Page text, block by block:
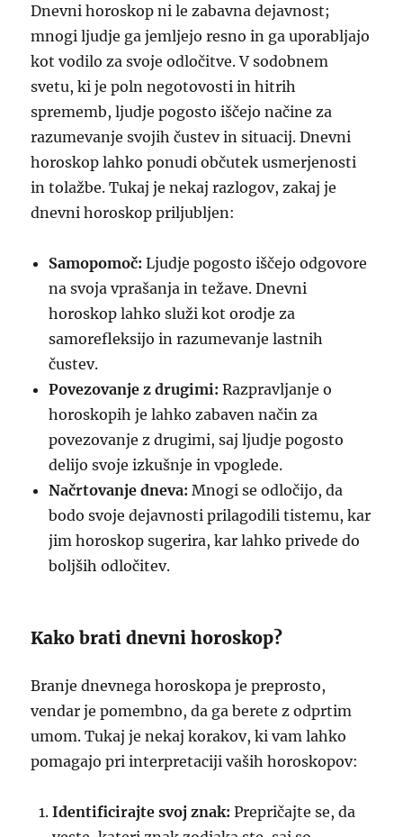
Dnevni horoskop ni le zabavna dejavnost;
mnogi ljudje ga jemljejo resno in ga uporabljajo
kot vodilo za svoje odločitve. V sodobnem
svetu, ki je poln negotovosti in hitrih
sprememb, ljudje pogosto iščejo načine za
razumevanje svojih čustev in situacij. Dnevni
horoskop lahko ponudi občutek usmerjenosti
in tolažbe. Tukaj je nekaj razlogov, zakaj je
dnevni horoskop priljubljen:
Samopomoč: Ljudje pogosto iščejo odgovore
na svoja vprašanja in težave. Dnevni
horoskop lahko služi kot orodje za
samorefleksijo in razumevanje lastnih
čustev.
Povezovanje z drugimi: Razpravljanje o
horoskopih je lahko zabaven način za
povezovanje z drugimi, saj ljudje pogosto
delijo svoje izkušnje in vpoglede.
Načrtovanje dneva: Mnogi se odločijo, da
bodo svoje dejavnosti prilagodili tistemu, kar
jim horoskop sugerira, kar lahko privede do
boljših odločitev.
Kako brati dnevni horoskop?
Branje dnevnega horoskopa je preprosto,
vendar je pomembno, da ga berete z odprtim
umom. Tukaj je nekaj korakov, ki vam lahko
pomagajo pri interpretaciji vaših horoskopov:
Identificirajte svoj znak: Prepričajte se, da